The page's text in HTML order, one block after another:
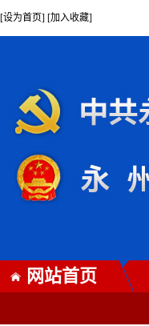
[设为首页] [加入收藏]
网站首页